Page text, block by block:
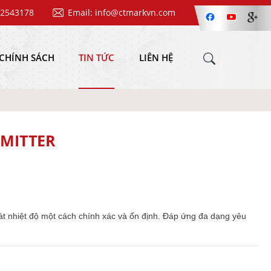
Email: info@ctmarkvn.com
CHÍNH SÁCH TIN TỨC LIÊN HỆ
nhiệt độ một cách chính xác và ổn định. Đáp ứng đa dạng yêu